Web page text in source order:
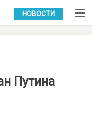
УКР РУС
НОВОСТИ
Путина